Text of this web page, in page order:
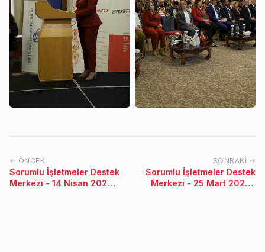
← ÖNCEKI
Sorumlu İşletmeler Destek
Merkezi - 14 Nisan 2025 /
SONRAKI →
Sorumlu İşletmeler Destek
Merkezi - 25 Mart 2025 /